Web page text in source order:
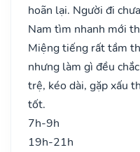
hoãn lại. Người đi
Nam tìm nhanh mới
Miệng tiếng rất tầm
nhưng làm gì đều
trệ, kéo dài, gặp xấu
tốt.
7h-9h
19h-21h